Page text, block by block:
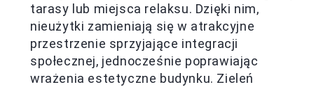
tarasy lub miejsca relaksu. Dzięki nim,
nieużytki zamieniają się w atrakcyjne
przestrzenie sprzyjające integracji
społecznej, jednocześnie poprawiając
wrażenia estetyczne budynku. Zieleń